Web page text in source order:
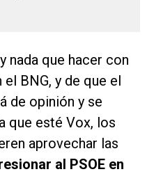
nada que hacer con
BNG, y de que el
de opinión y se
que esté Vox, los
aprovechar las
al PSOE en